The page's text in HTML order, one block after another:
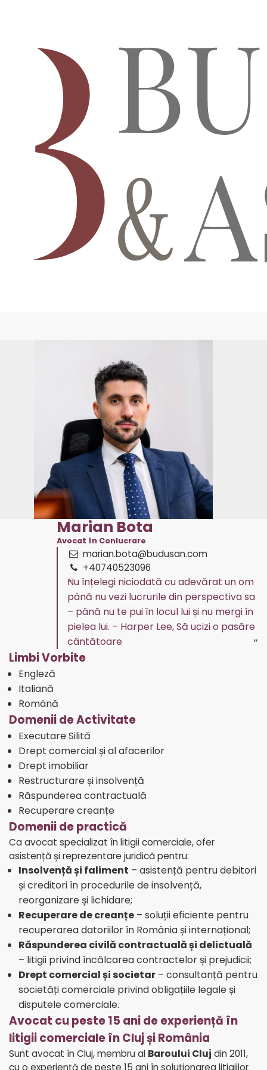
Marian Bota
Avocat în Conlucrare
marian.bota@budusan.com
+40740523096
Nu înțelegi niciodată cu adevărat un om
până nu vezi lucrurile din perspectiva sa
– până nu te pui în locul lui și nu mergi în
pielea lui. – Harper Lee, Să ucizi o pasăre
cântătoare
Limbi Vorbite
Engleză
Italiană
Română
Domenii de Activitate
Executare Silită
Drept comercial și al afacerilor
Drept imobiliar
Restructurare și insolvență
Răspunderea contractuală
Recuperare creanțe
Domenii de practică
Ca avocat specializat în litigii comerciale, ofer
asistență și reprezentare juridică pentru:
Insolvență și faliment – asistență pentru debitori
și creditori în procedurile de insolvență,
reorganizare și lichidare;
Recuperare de creanțe – soluții eficiente pentru
recuperarea datoriilor în România și internațional;
Răspunderea civilă contractuală și delictuală
– litigii privind încălcarea contractelor și prejudicii;
Drept comercial și societar – consultanță pentru
societăți comerciale privind obligațiile legale și
disputele comerciale.
Avocat cu peste 15 ani de experiență în
litigii comerciale în Cluj și România
Sunt avocat în Cluj, membru al Baroului Cluj din 2011,
cu o experiență de peste 15 ani în soluționarea litigiilor